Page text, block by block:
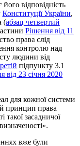
відповідність
Конституції України,
(абзац четвертий
Рішення від 11
права слід
контролю над
людини від
підпункту 3.1
від 23 січня 2020
для кожної системи
принцип права
такої засадничої
вже були